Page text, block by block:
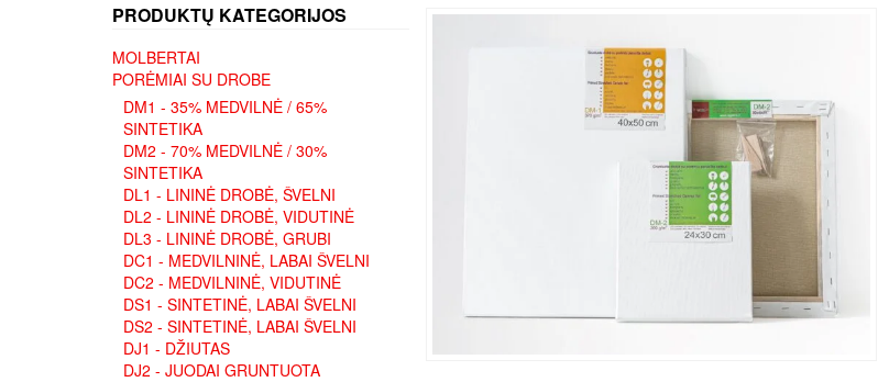
PRODUKTŲ KATEGORIJOS
MOLBERTAI
PORĖMIAI SU DROBE
DM1 - 35% MEDVILNĖ / 65%
SINTETIKA
DM2 - 70% MEDVILNĖ / 30%
SINTETIKA
DL1 - LININĖ DROBĖ, ŠVELNI
DL2 - LININĖ DROBĖ, VIDUTINĖ
DL3 - LININĖ DROBĖ, GRUBI
DC1 - MEDVILNINĖ, LABAI ŠVELNI
DC2 - MEDVILNINĖ, VIDUTINĖ
DS1 - SINTETINĖ, LABAI ŠVELNI
DS2 - SINTETINĖ, LABAI ŠVELNI
DJ1 - DŽIUTAS
DJ2 - JUODAI GRUNTUOTA